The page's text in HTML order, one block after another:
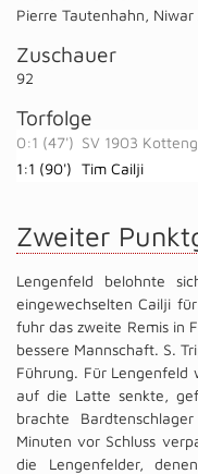
Pierre Tautenhahn, Niwar
Zuschauer
92
Torfolge
0:1 (47') SV 1903
1:1 (90') Tim Cailji
Zweiter
Lengenfeld belohnte
eingewechselten Cailji
fuhr das zweite Remis in
bessere Mannschaft. S.
Führung. Für Lengenfeld
auf die Latte senkte,
brachte
Minuten vor Schluss
die Lengenfelder,